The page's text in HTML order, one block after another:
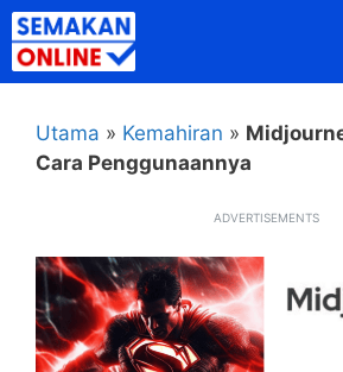
Skip
to
content
Utama » Kemahiran »
Cara Penggunaannya
ADVERTISEMENTS